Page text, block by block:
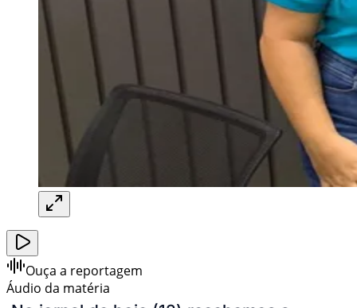
Ouça a reportagem
Áudio da matéria